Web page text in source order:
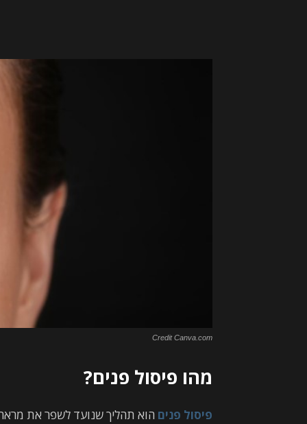
Credit Canva.com
מהו פיסול פנים?
פיסול פנים הוא תהליך שנועד לשפר את